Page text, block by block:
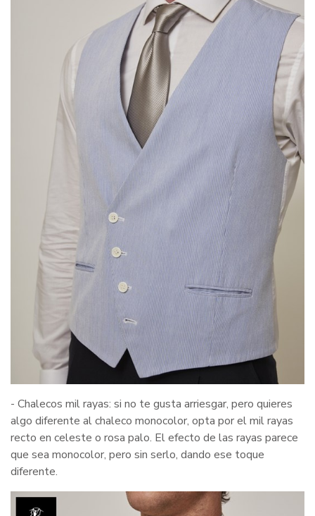
- Chalecos mil rayas: si no te gusta arriesgar, pero quieres
algo diferente al chaleco monocolor, opta por el mil rayas
recto en celeste o rosa palo. El efecto de las rayas parece
que sea monocolor, pero sin serlo, dando ese toque
diferente.